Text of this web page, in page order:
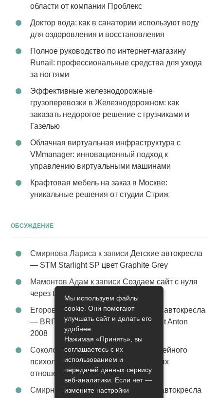
области от компании Проблекс
Доктор вода: как в санатории используют воду
для оздоровления и восстановления
Полное руководство по интернет-магазину
Runail: профессиональные средства для ухода
за ногтями
Эффективные железнодорожные
грузоперевозки в Железнодорожном: как
заказать недорогое решение с грузчиками и
Газелью
Облачная виртуальная инфраструктура с
VMmanager: инновационный подход к
управлению виртуальными машинами
Крафтовая мебель на заказ в Москве:
уникальные решения от студии Стриж
ОБСУЖДЕНИЕ
Смирнова Лариса к записиДетские автокресла
— STM Starlight SP цвет Graphite Grey
Мамонтов Адам к записиСоздаем сайт с нуля
через tobiz
Егоров Константинк записиДетские автокресла
— BRITAX Evolva 1-2-3 (1-2-3) цвет St Anton
2008
Соколова Эльзак записи Услуги семейного
психолога – стабильность в семейных
отношениях
Смирнова Грация к записи
Детские автокресла
Мы используем файлы
cookie. Они помогают
улучшать сайт и делать его
удобнее.
Нажимая «Принять», вы
соглашаетесь с их
использованием и
передачей данных сервису
веб-аналитики. Если нет —
измените настройки